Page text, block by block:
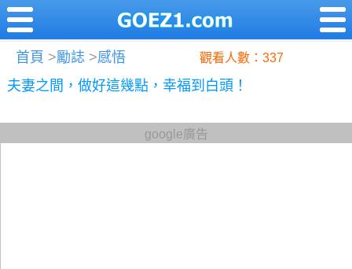
首頁 >勵誌 >感悟 觀看人數：337
夫妻之間，做好這幾點，幸福到白頭！
google廣告